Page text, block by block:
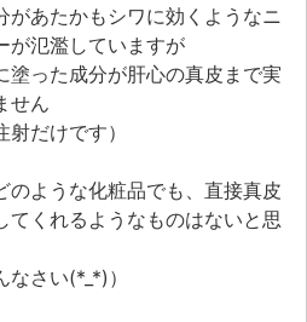
があたかもシワに効くようなニ
が氾濫していますが
塗った成分が肝心の真皮まで実
せん
射だけです）
のような化粧品でも、直接真皮
てくれるようなものはないと思
なさい(*_*)）